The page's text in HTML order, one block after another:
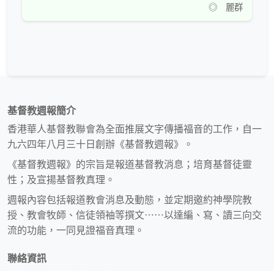
◎ 麗群
基督教週報簡介
香港華人基督教聯會為全面推展文字傳播福音的工作，自一
九六四年八月三十日創辦《基督教週報》。
《基督教週報》的宗旨是報道基督教消息；培育基督徒靈
性；及宣揚基督教真理。
週報內容包括報道教會消息及動態，並定期邀約神學院教
授、教會牧師、信徒領袖等撰文⋯⋯以達編、寫、讀三向交
流的功能，一同見證福音真理。
聯絡資訊